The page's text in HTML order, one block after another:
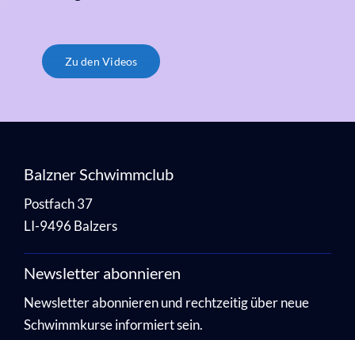
Zu den Videos
Balzner Schwimmclub
Postfach 37
LI-9496 Balzers
Newsletter abonnieren
Newsletter abonnieren und rechtzeitig über neue
Schwimmkurse informiert sein.